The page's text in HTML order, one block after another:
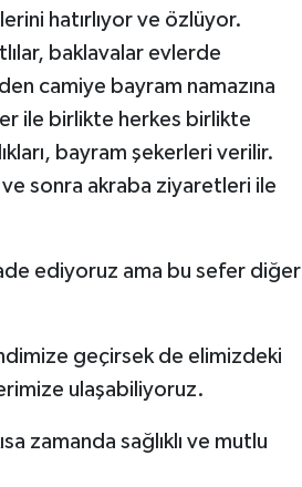
hatırlıyor ve özlüyor.
baklavalar evlerde
camiye bayram namazına
ile birlikte herkes birlikte
bayram şekerleri verilir.
sonra akraba ziyaretleri ile
ediyoruz ama bu sefer diğer
geçirsek de elimizdeki
ulaşabiliyoruz.
zamanda sağlıklı ve mutlu